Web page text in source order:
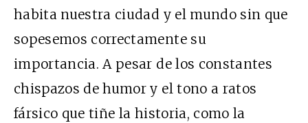
habita nuestra ciudad y el mundo sin que
sopesemos correctamente su
importancia. A pesar de los constantes
chispazos de humor y el tono a ratos
fársico que tiñe la historia, como la